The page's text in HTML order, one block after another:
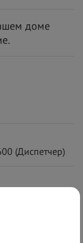
доме
(Диспетчер)